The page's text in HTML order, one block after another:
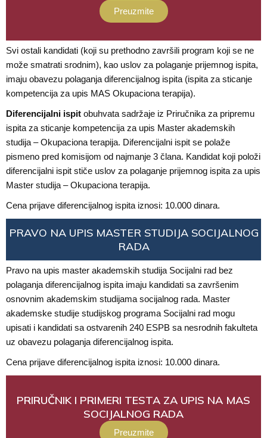
Preuzmite
Svi ostali kandidati (koji su prethodno završili program koji se ne
može smatrati srodnim), kao uslov za polaganje prijemnog ispita,
imaju obavezu polaganja diferencijalnog ispita (ispita za sticanje
kompetencija za upis MAS Okupaciona terapija).
Diferencijalni ispit obuhvata sadržaje iz Priručnika za pripremu
ispita za sticanje kompetencija za upis Master akademskih
studija – Okupaciona terapija. Diferencijalni ispit se polaže
pismeno pred komisijom od najmanje 3 člana. Kandidat koji položi
diferencijalni ispit stiče uslov za polaganje prijemnog ispita za upis
Master studija – Okupaciona terapija.
Cena prijave diferencijalnog ispita iznosi: 10.000 dinara.
PRAVO NA UPIS MASTER STUDIJA SOCIJALNOG
RADA
Pravo na upis master akademskih studija Socijalni rad bez
polaganja diferencijalnog ispita imaju kandidati sa završenim
osnovnim akademskim studijama socijalnog rada. Master
akademske studije studijskog programa Socijalni rad mogu
upisati i kandidati sa ostvarenih 240 ESPB sa nesrodnih fakulteta
uz obavezu polaganja diferencijalnog ispita.
Cena prijave diferencijalnog ispita iznosi: 10.000 dinara.
PRIRUČNIK I PRIMERI TESTA ZA UPIS NA MAS
SOCIJALNOG RADA
Preuzmite